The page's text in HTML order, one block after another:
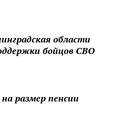
области
бойцов СВО
размер пенсии